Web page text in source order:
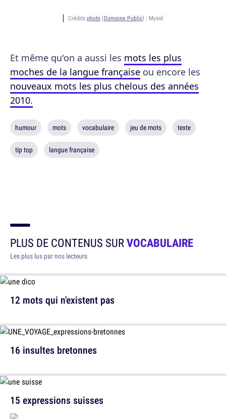
Crédits photo (Domaine Public) : Mysid
Et même qu'on a aussi les mots les plus
moches de la langue française ou encore les
nouveaux mots les plus chelous des années
2010.
humour mots vocabulaire jeu de mots texte
tip top langue française
PLUS DE CONTENUS SURVOCABULAIRE
Les plus lus par nos lecteurs
12 mots qui n'existent pas
15 expressions suisses
16 insultes bretonnes